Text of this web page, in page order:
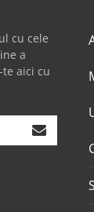
cu cele
a
aici cu